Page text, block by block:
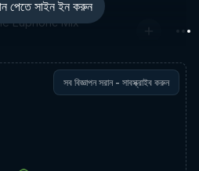
পেতে সাইন ইন করুন
Euphoric Mix
সব বিজ্ঞাপন সরান - সাবস্ক্রাইব করুন